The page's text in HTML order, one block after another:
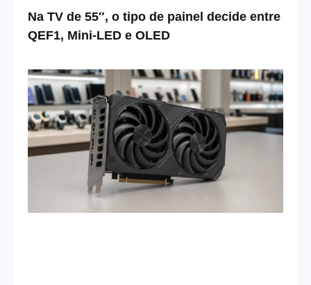
Na TV de 55″, o tipo de painel decide entre
QEF1, Mini-LED e OLED